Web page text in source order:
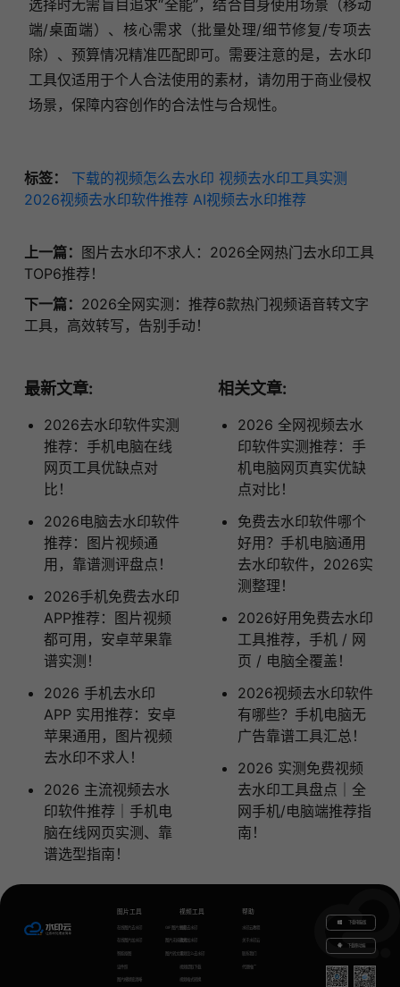
选择时无需盲目追求“全能”，结合自身使用场景（移动
端/桌面端）、核心需求（批量处理/细节修复/专项去
除）、预算情况精准匹配即可。需要注意的是，去水印
工具仅适用于个人合法使用的素材，请勿用于商业侵权
场景，保障内容创作的合法性与合规性。
标签： 下载的视频怎么去水印 视频去水印工具实测
2026视频去水印软件推荐 AI视频去水印推荐
上一篇： 图片去水印不求人：2026全网热门去水印工具
TOP6推荐！
下一篇： 2026全网实测：推荐6款热门视频语音转文字
工具，高效转写，告别手动！
最新文章:
2026去水印软件实测
推荐：手机电脑在线
网页工具优缺点对
比！
2026电脑去水印软件
推荐：图片视频通
用，靠谱测评盘点！
2026手机免费去水印
APP推荐：图片视频
都可用，安卓苹果靠
谱实测！
2026 手机去水印
APP 实用推荐：安卓
苹果通用，图片视频
去水印不求人！
2026 主流视频去水
印软件推荐｜手机电
脑在线网页实测、靠
谱选型指南！
相关文章:
2026 全网视频去水
印软件实测推荐：手
机电脑网页真实优缺
点对比！
免费去水印软件哪个
好用？手机电脑通用
去水印软件，2026实
测整理！
2026好用免费去水印
工具推荐，手机 / 网
页 / 电脑全覆盖！
2026视频去水印软件
有哪些？手机电脑无
广告靠谱工具汇总！
2026 实测免费视频
去水印工具盘点｜全
网手机/电脑端推荐指
南！
图片工具
在线图片去水印
在线图片加水印
智能抠图
证件照
图片模糊变清晰
GIF图片生成
图片无损放大
图片转文字
视频工具
视频去水印
视频加水印
视频怎么去水印
视频提取下载
视频格式转换
帮助
水印云教程
关于水印云
联系我们
代理推广
下载电脑版
下载移动端